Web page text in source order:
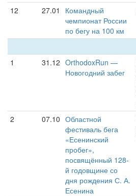
12 27.01
Командный
чемпионат России
по бегу на 100 км
1
31.12 OrthodoxRun —
Новогодний забег
2 07.10 Областной
фестиваль бега
«Есенинский
пробег»,
посвящённый 128-
й годовщине со
дня рождения С. А.
Есенина